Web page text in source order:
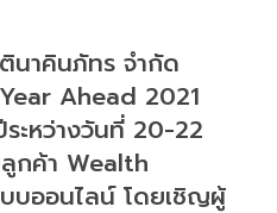
นาคินภัทร จำกัด
Ahead 2021
ะหว่างวันที่ 20-22
กค้า Wealth
บออนไลน์ โดยเชิญผู้